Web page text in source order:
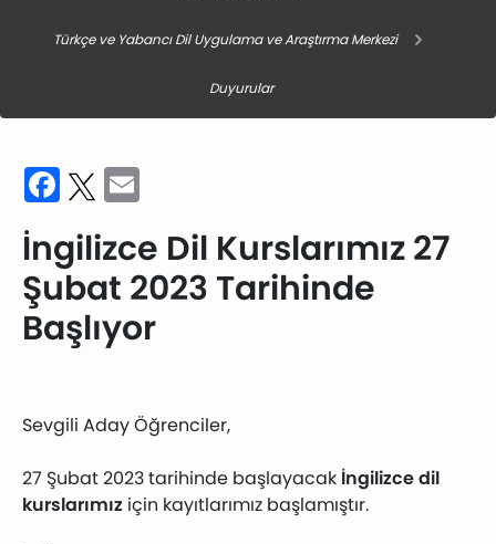
Türkçe ve Yabancı Dil Uygulama ve Araştırma Merkezi
Duyurular
Facebook
Twitter
İngilizce Dil Kurslarımız 27
Şubat 2023 Tarihinde
Başlıyor
Sevgili Aday Öğrenciler,
27 Şubat 2023 tarihinde başlayacak İngilizce dil
kurslarımız için kayıtlarımız başlamıştır.